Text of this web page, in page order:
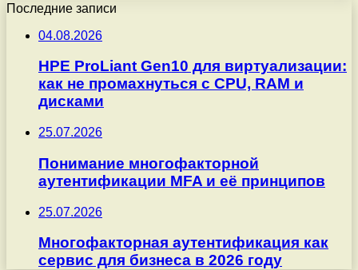
Последние записи
04.08.2026
HPE ProLiant Gen10 для виртуализации:
как не промахнуться с CPU, RAM и
дисками
25.07.2026
Понимание многофакторной
аутентификации MFA и её принципов
25.07.2026
Многофакторная аутентификация как
сервис для бизнеса в 2026 году